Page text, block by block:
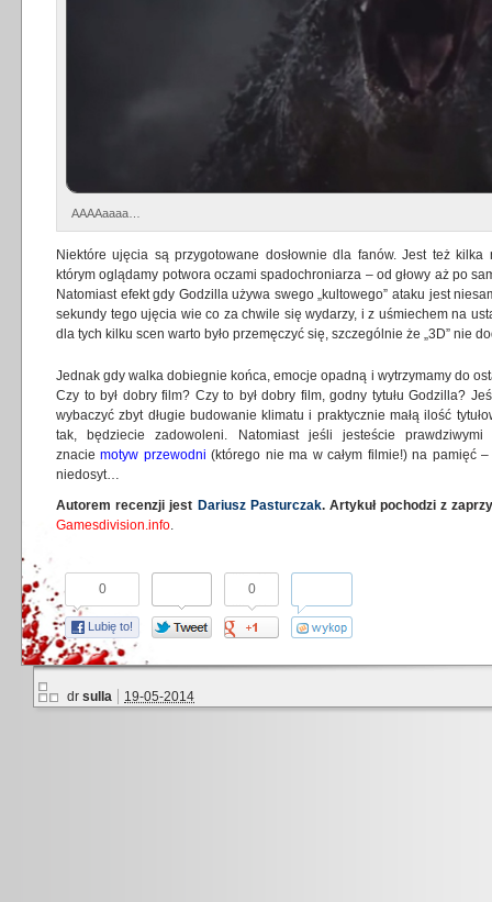
AAAAaaaa…
Niektóre ujęcia są przygotowane dosłownie dla fanów. Jest też
którym oglądamy potwora oczami spadochroniarza – od głowy aż po
Natomiast efekt gdy Godzilla używa swego „kultowego” ataku jest
sekundy tego ujęcia wie co za chwile się wydarzy, i z uśmiechem na
dla tych kilku scen warto było przemęczyć się, szczególnie że „3D” nie
Jednak gdy walka dobiegnie końca, emocje opadną i wytrzymamy do
Czy to był dobry film? Czy to był dobry film, godny tytułu Godzilla?
wybaczyć zbyt długie budowanie klimatu i praktycznie małą ilość
tak, będziecie zadowoleni. Natomiast jeśli jesteście
znaciemotyw przewodni (którego nie ma w całym filmie!) na pamięć
niedosyt…
Autorem recenzji jest Dariusz Pasturczak. Artykuł pochodzi z
Gamesdivision.info.
0
Lubię to!
0
dr sulla 19-05-2014